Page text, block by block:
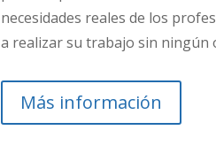
necesidades reales de los
a realizar su trabajo sin ningún
Más información